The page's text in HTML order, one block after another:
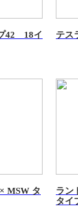
42 18イ
テス
MSW タ
ラン
タイ